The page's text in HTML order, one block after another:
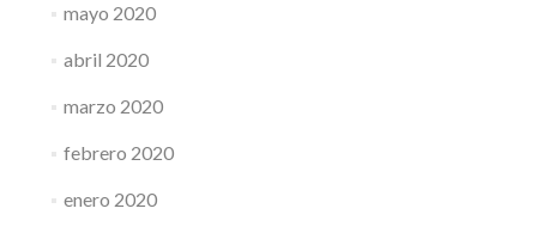
mayo 2020
abril 2020
marzo 2020
febrero 2020
enero 2020